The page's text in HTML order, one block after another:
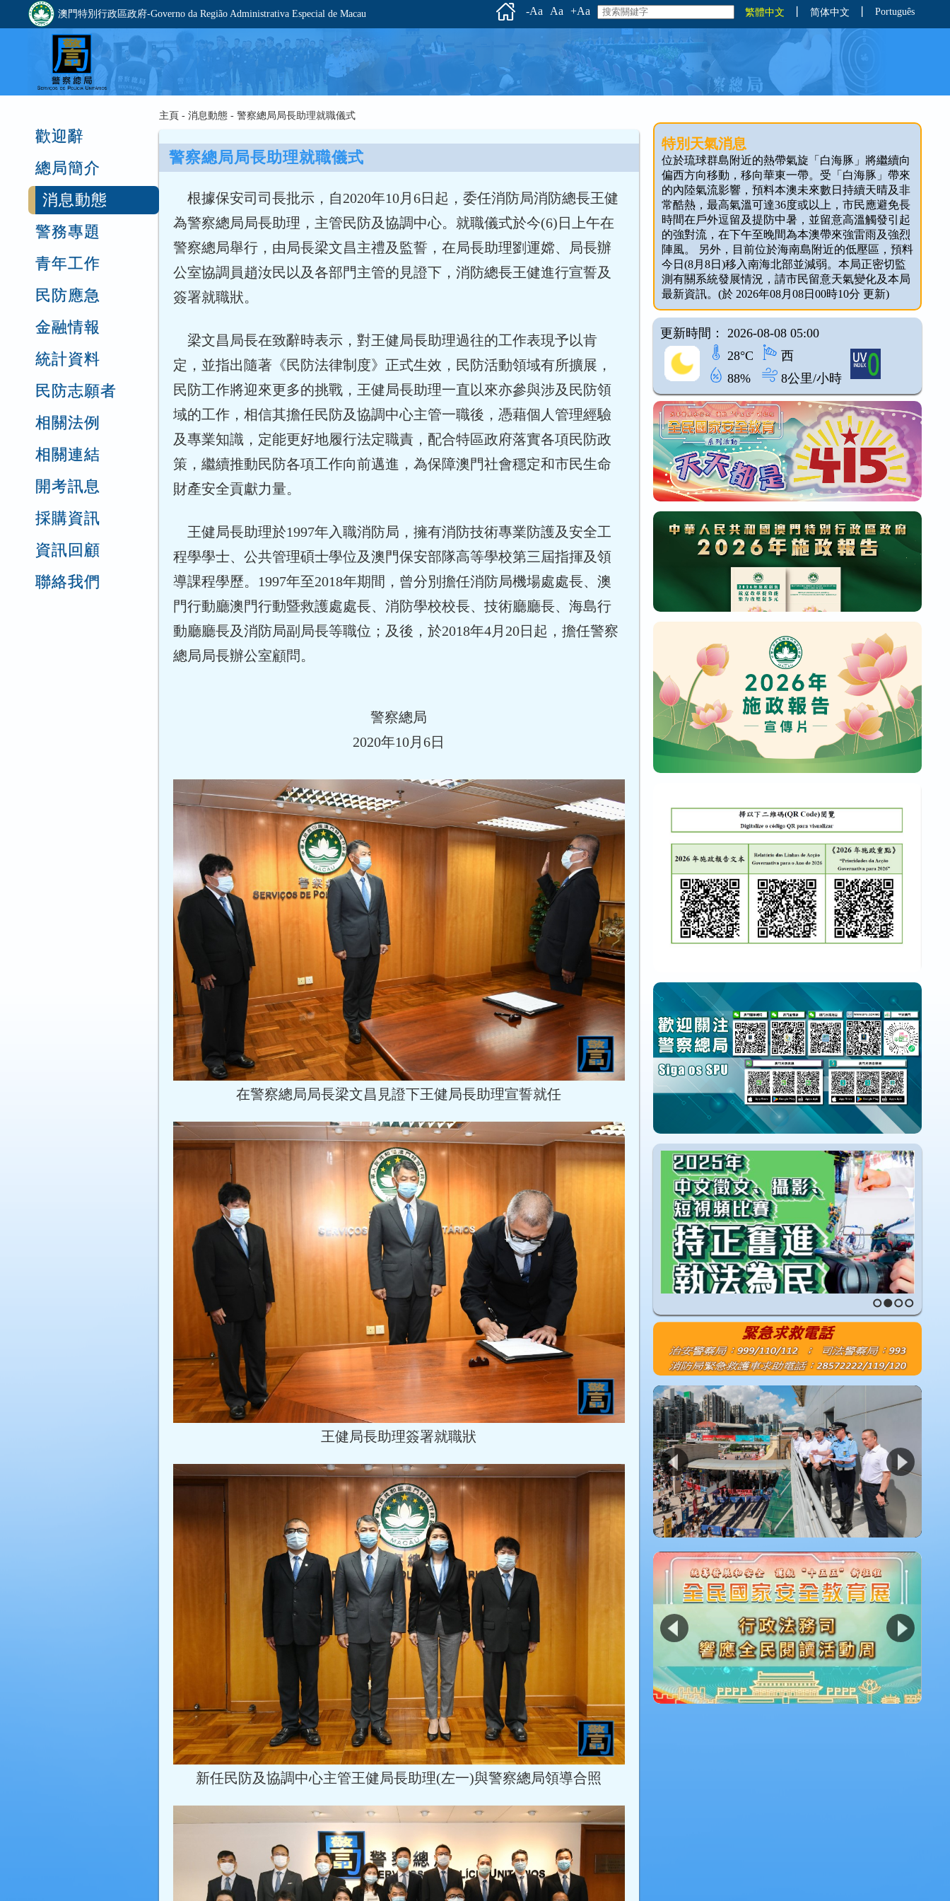
澳門特別行政區政府-Governo da Região Administrativa Especial de Macau -Aa Aa +Aa 繁體中文 简体中文 Português
歡迎辭
總局簡介
消息動態
警務專題
青年工作
民防應急
金融情報
統計資料
民防志願者
相關法例
相關連結
開考訊息
採購資訊
資訊回顧
聯絡我們
主頁 - 消息動態 - 警察總局局長助理就職儀式
警察總局局長助理就職儀式
根據保安司司長批示，自2020年10月6日起，委任消防局消防總長王健
為警察總局局長助理，主管民防及協調中心。就職儀式於今(6)日上午在
警察總局舉行，由局長梁文昌主禮及監誓，在局長助理劉運嫦、局長辦
公室協調員趙汝民以及各部門主管的見證下，消防總長王健進行宣誓及
簽署就職狀。
梁文昌局長在致辭時表示，對王健局長助理過往的工作表現予以肯
定，並指出隨著《民防法律制度》正式生效，民防活動領域有所擴展，
民防工作將迎來更多的挑戰，王健局長助理一直以來亦參與涉及民防領
域的工作，相信其擔任民防及協調中心主管一職後，憑藉個人管理經驗
及專業知識，定能更好地履行法定職責，配合特區政府落實各項民防政
策，繼續推動民防各項工作向前邁進，為保障澳門社會穩定和市民生命
財產安全貢獻力量。
王健局長助理於1997年入職消防局，擁有消防技術專業防護及安全工
程學學士、公共管理碩士學位及澳門保安部隊高等學校第三屆指揮及領
導課程學歷。1997年至2018年期間，曾分別擔任消防局機場處處長、澳
門行動廳澳門行動暨救護處處長、消防學校校長、技術廳廳長、海島行
動廳廳長及消防局副局長等職位；及後，於2018年4月20日起，擔任警察
總局局長辦公室顧問。
警察總局
2020年10月6日
在警察總局局長梁文昌見證下王健局長助理宣誓就任
王健局長助理簽署就職狀
新任民防及協調中心主管王健局長助理(左一)與警察總局領導合照
特別天氣消息
位於琉球群島附近的熱帶氣旋「白海豚」將繼續向
偏西方向移動，移向華東一帶。受「白海豚」帶來
的內陸氣流影響，預料本澳未來數日持續天晴及非
常酷熱，最高氣溫可達36度或以上，市民應避免長
時間在戶外逗留及提防中暑，並留意高溫觸發引起
的強對流，在下午至晚間為本澳帶來強雷雨及強烈
陣風。 另外，目前位於海南島附近的低壓區，預料
今日(8月8日)移入南海北部並減弱。本局正密切監
測有關系統發展情況，請市民留意天氣變化及本局
最新資訊。(於 2026年08月08日00時10分 更新)
更新時間： 2026-08-08 05:00
28°C
西
88%
8公里/小時
1 2 3 4